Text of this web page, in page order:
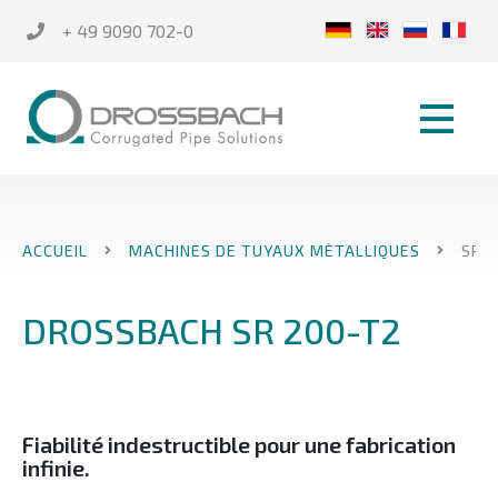
+ 49 9090 702-0
ACCUEIL MACHINES DE TUYAUX MÈTALLIQUES SR
DROSSBACH SR 200-T2
Fiabilité indestructible pour une fabrication
infinie.